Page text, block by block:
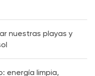
nuestras playas y
energía limpia,